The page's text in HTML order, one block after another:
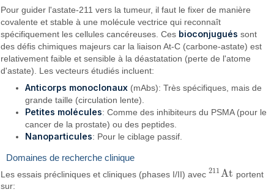
Pour guider l'astate-211 vers la tumeur, il faut le fixer de manière
covalente et stable à une molécule vectrice qui reconnaît
spécifiquement les cellules cancéreuses. Ces bioconjugués sont
des défis chimiques majeurs car la liaison At-C (carbone-astate) est
relativement faible et sensible à la déastatation (perte de l'atome
d'astate). Les vecteurs étudiés incluent:
Anticorps monoclonaux (mAbs): Très spécifiques, mais de
grande taille (circulation lente).
Petites molécules: Comme des inhibiteurs du PSMA (pour le
cancer de la prostate) ou des peptides.
Nanoparticules: Pour le ciblage passif.
Domaines de recherche clinique
Les essais précliniques et cliniques (phases I/II) avec211At
211At portent
sur: